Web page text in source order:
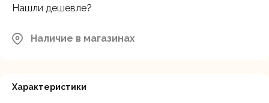
Нашли дешевле?
Наличие в магазинах
Характеристики